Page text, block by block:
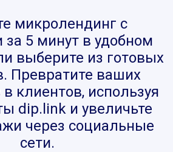
микролендинг с
за 5 минут в удобном
выберите из готовых
Превратите ваших
клиентов, используя
dip.link и увеличьте
через социальные
сети.